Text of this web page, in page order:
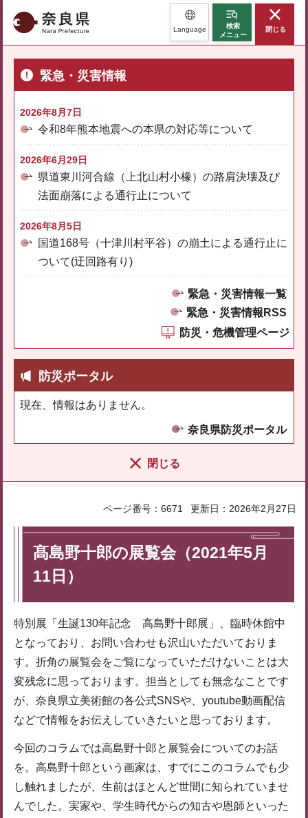
奈良県 Language
検索
メニュー
閉じる
緊急・災害情報
2026年8月7日
令和8年熊本地震への本県の対応等について
2026年6月29日
県道東川河合線（上北山村小橡）の路肩決壊及び
法面崩落による通行止について
2026年8月5日
国道168号（十津川村平谷）の崩土による通行止に
ついて(迂回路有り)
緊急・災害情報一覧
緊急・災害情報RSS
防災・危機管理ページ
防災ポータル
現在、情報はありません。
奈良県防災ポータル
閉じる
ページ番号：6671 更新日：2026年2月27日
髙島野十郎の展覧会（2021年5月
11日）
特別展「生誕130年記念 高島野十郎展」、臨時休館中
となっており、お問い合わせも沢山いただいておりま
す。折角の展覧会をご覧になっていただけないことは大
変残念に思っております。担当としても無念なことです
が、奈良県立美術館の各公式SNSや、youtube動画配信
などで情報をお伝えしていきたいと思っております。
今回のコラムでは高島野十郎と展覧会についてのお話
を。高島野十郎という画家は、すでにこのコラムでも少
し触れましたが、生前はほとんど世間に知られていませ
んでした。実家や、学生時代からの知古や恩師といった